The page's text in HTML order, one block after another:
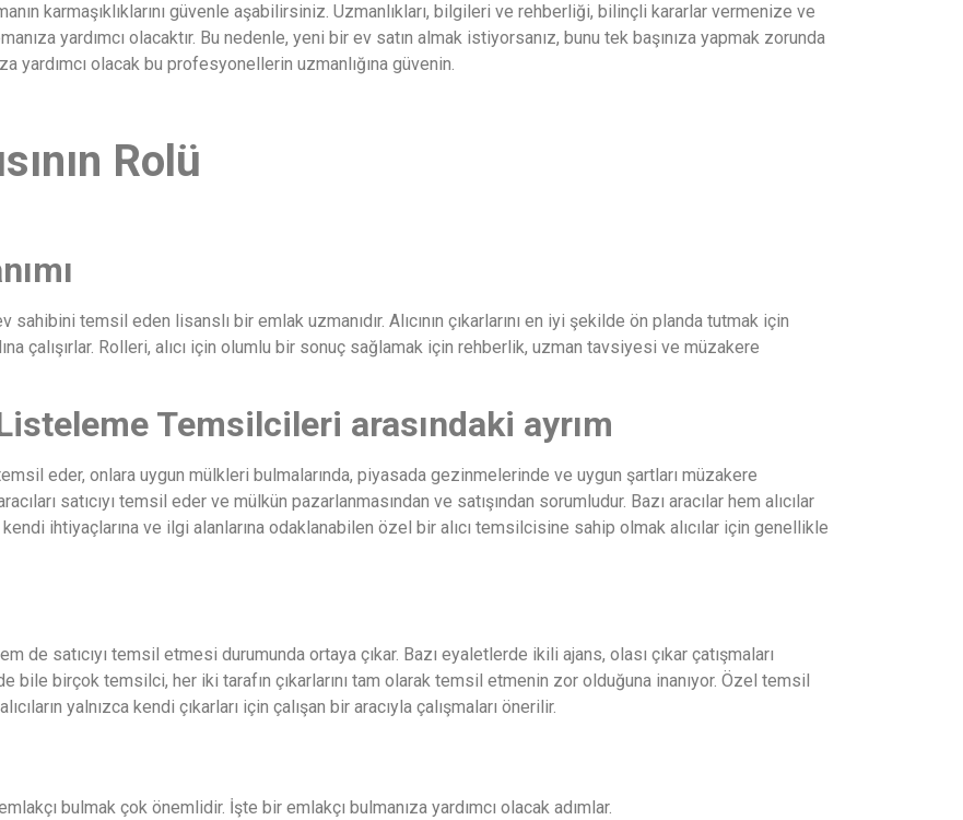
karmaşıklıklarını güvenle aşabilirsiniz. Uzmanlıkları, bilgileri ve rehberliği, bilinçli kararlar vermenize ve
yardımcı olacaktır. Bu nedenle, yeni bir ev satın almak istiyorsanız, bunu tek başınıza yapmak zorunda
yardımcı olacak bu profesyonellerin uzmanlığına güvenin.
Rolü
sahibini temsil eden lisanslı bir emlak uzmanıdır. Alıcının çıkarlarını en iyi şekilde ön planda tutmak için
çalışırlar. Rolleri, alıcı için olumlu bir sonuç sağlamak için rehberlik, uzman tavsiyesi ve müzakere
Temsilcileri arasındaki ayrım
eder, onlara uygun mülkleri bulmalarında, piyasada gezinmelerinde ve uygun şartları müzakere
satıcıyı temsil eder ve mülkün pazarlanmasından ve satışından sorumludur. Bazı aracılar hem alıcılar
ihtiyaçlarına ve ilgi alanlarına odaklanabilen özel bir alıcı temsilcisine sahip olmak alıcılar için genellikle
de satıcıyı temsil etmesi durumunda ortaya çıkar. Bazı eyaletlerde ikili ajans, olası çıkar çatışmaları
bile birçok temsilci, her iki tarafın çıkarlarını tam olarak temsil etmenin zor olduğuna inanıyor. Özel temsil
yalnızca kendi çıkarları için çalışan bir aracıyla çalışmaları önerilir.
bulmak çok önemlidir. İşte bir emlakçı bulmanıza yardımcı olacak adımlar.